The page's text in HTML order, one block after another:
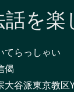
話を楽
てらっしゃい
偈
大谷派東京教